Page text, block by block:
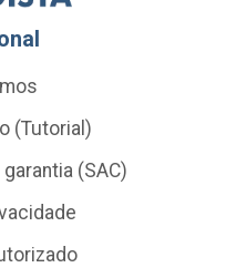
(Tutorial)
(SAC)